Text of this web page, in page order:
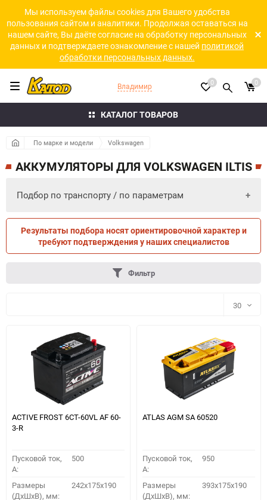
Мы используем файлы cookies для Вашего удобства
пользования сайтом и аналитики. Продолжая оставаться на
нашем сайте, Вы даёте согласие на обработку персональных
данных и подтверждаете ознакомление с нашей политикой
обработки персональных данных.
КАТАЛОГ ТОВАРОВ
Владимир 0 0
По марке и модели Volkswagen
АККУМУЛЯТОРЫ ДЛЯ VOLKSWAGEN ILTIS
Подбор по транспорту / по параметрам
ПО ТРАНСПОРТУ ПО ПАРАМЕТРАМ
Результаты подбора носят ориентировочной характер и
требуют подтверждения у наших специалистов
Фильтр
30
30
60
ACTIVE FROST 6СТ-60VL АF 60-
3-R
Пусковой ток,
A:
500
Размеры
(ДхШхВ), мм:
242x175x190
ATLAS AGM SA 60520
Пусковой ток,
A:
950
Размеры
(ДхШхВ), мм:
393x175x190